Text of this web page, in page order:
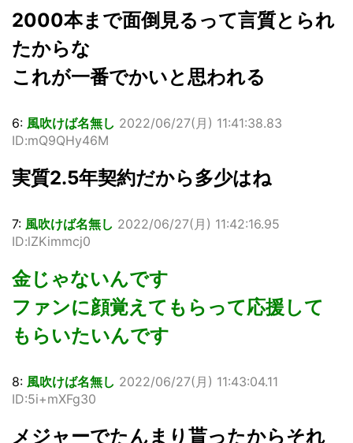
2000本まで面倒見るって言質とられ
たからな
これが一番でかいと思われる
6: 風吹けば名無し 2022/06/27(月) 11:41:38.83
ID:mQ9QHy46M
実質2.5年契約だから多少はね
7: 風吹けば名無し 2022/06/27(月) 11:42:16.95
ID:lZKimmcj0
金じゃないんです
ファンに顔覚えてもらって応援して
もらいたいんです
8: 風吹けば名無し 2022/06/27(月) 11:43:04.11
ID:5i+mXFg30
メジャーでたんまり貰ったからそれ